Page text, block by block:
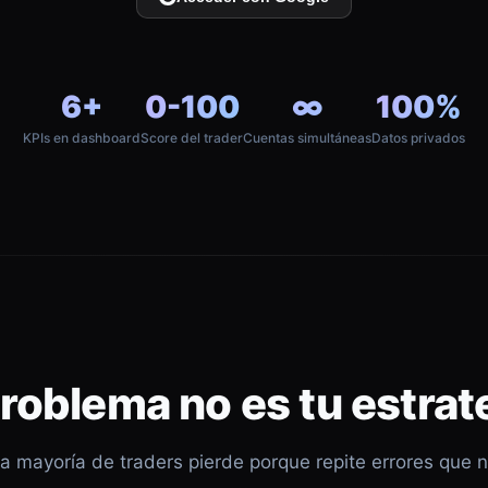
6+
KPIs en dashboard
0-100
Score del trader
∞
Cuentas simultáneas
100%
Datos privados
no es tu
mayoría de traders pierde porque repite errores que